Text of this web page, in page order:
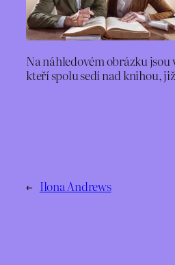
Na náhledovém obrázku
kteří spolu sedí nad knihou,
← Ilona Andrews